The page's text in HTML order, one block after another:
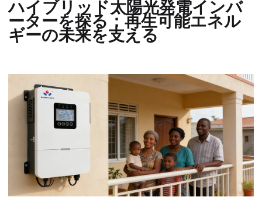
ハイブリッド太陽光発電インバ
ーターを探る：再生可能エネル
ギーの未来を支える